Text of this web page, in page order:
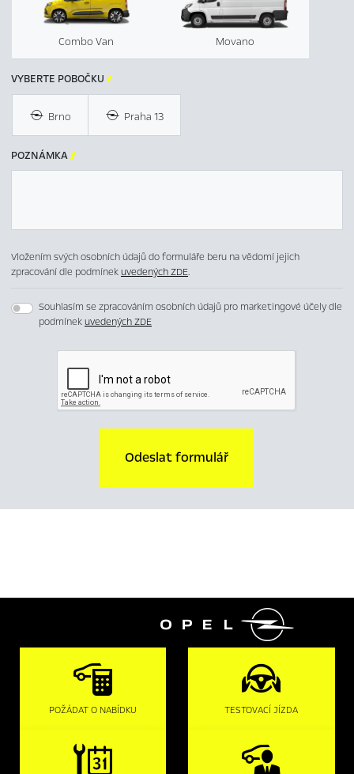
Combo Van Movano
VYBERTE POBOČKU 
Brno Praha 13
POZNÁMKA
Vložením svých osobních údajů do formuláře beru na vědomí jejich
zpracování dle podmínekuvedených ZDE.
Souhlasím se zpracováním osobních údajů pro marketingové účely dle
podmínekuvedených ZDE
Odeslat formulář

POŽÁDAT O NABÍDKU TESTOVACÍ JÍZDA